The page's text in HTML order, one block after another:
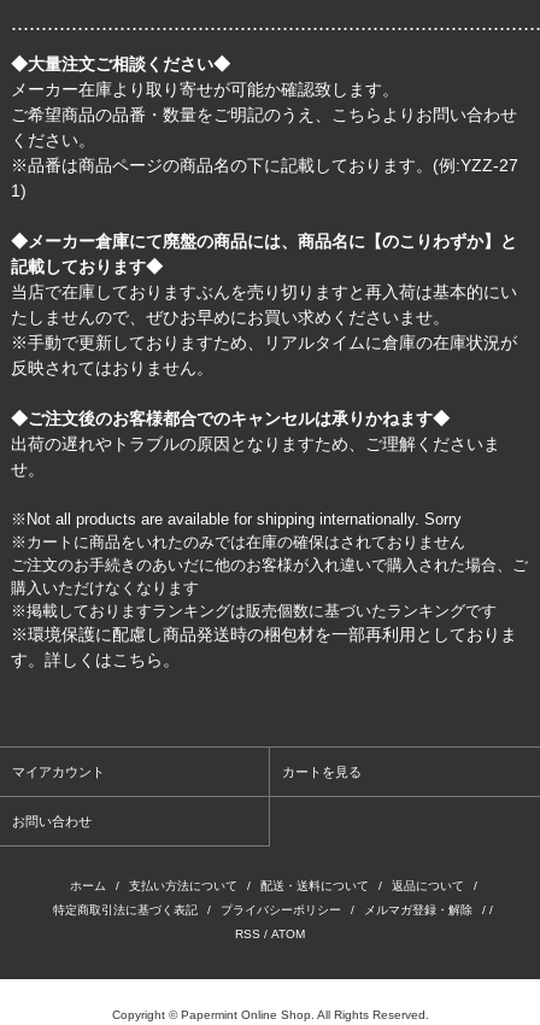
◆大量注文ご相談ください◆
メーカー在庫より取り寄せが可能か確認致します。
ご希望商品の品番・数量をご明記のうえ、
こちら よりお問い合わせ
ください。
※品番は商品ページの商品名の下に記載しております。(例:YZZ-27
1)
◆メーカー倉庫にて廃盤の商品には、商品名に【のこりわずか】と
記載しております◆
当店で在庫しておりますぶんを売り切りますと再入荷は基本的にい
たしませんので、ぜひお早めにお買い求めくださいませ。
※手動で更新しておりますため、リアルタイムに倉庫の在庫状況が
反映されてはおりません。
◆ご注文後のお客様都合でのキャンセルは承りかねます◆
出荷の遅れやトラブルの原因となりますため、ご理解くださいま
せ。
※Not all products are available for shipping internationally. Sorry
※カートに商品をいれたのみでは在庫の確保はされておりません
ご注文のお手続きのあいだに他のお客様が入れ違いで購入された場合、ご
購入いただけなくなります
※掲載しておりますランキングは販売個数に基づいたランキングです
※環境保護に配慮し商品発送時の梱包材を一部再利用としておりま
す。詳しくはこちら 。
マイアカウント カートを見る
お問い合わせ
ホーム / 支払い方法について / 配送・送料について / 返品について
/
特定商取引法に基づく表記
/ プライバシーポリシー / メルマガ登録・解除
/ /
RSS / ATOM
Copyright © Papermint Online Shop. All Rights Reserved.